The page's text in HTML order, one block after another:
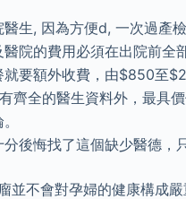
醫生, 因為方便d, 一次過產
醫院的費用必須在出院前全
要額外收費，由$850至
齊全的醫生資料外，最具
後悔找了這個缺少醫德，
並不會對孕婦的健康構成